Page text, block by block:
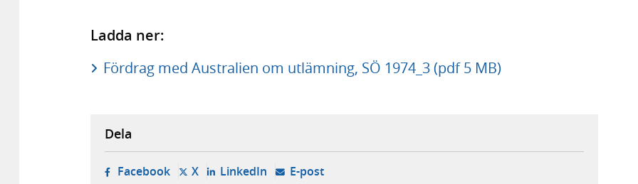
Ladda ner:
Fördrag med Australien om utlämning, SÖ 1974_3 (pdf 5 MB)
Dela
Facebook- öppnas i ny flik, extern webbplats,
X- öppnas i ny flik, extern webbplats,
LinkedIn- öppnas i ny flik, extern webbplats,
E-post- öppnar din e-postklient,